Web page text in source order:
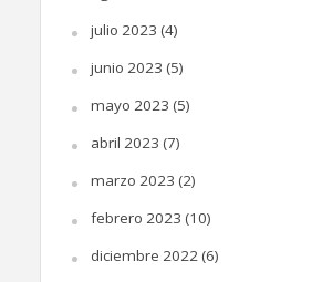
julio 2023 (4)
junio 2023 (5)
mayo 2023 (5)
abril 2023 (7)
marzo 2023 (2)
febrero 2023 (10)
diciembre 2022(6)